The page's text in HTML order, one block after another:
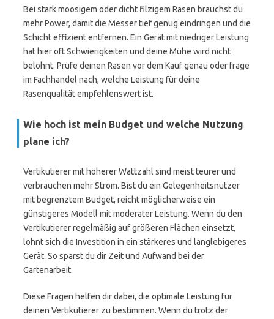
Bei stark moosigem oder dicht filzigem Rasen brauchst du
mehr Power, damit die Messer tief genug eindringen und die
Schicht effizient entfernen. Ein Gerät mit niedriger Leistung
hat hier oft Schwierigkeiten und deine Mühe wird nicht
belohnt. Prüfe deinen Rasen vor dem Kauf genau oder frage
im Fachhandel nach, welche Leistung für deine
Rasenqualität empfehlenswert ist.
Wie hoch ist mein Budget und welche Nutzung
plane ich?
Vertikutierer mit höherer Wattzahl sind meist teurer und
verbrauchen mehr Strom. Bist du ein Gelegenheitsnutzer
mit begrenztem Budget, reicht möglicherweise ein
günstigeres Modell mit moderater Leistung. Wenn du den
Vertikutierer regelmäßig auf größeren Flächen einsetzt,
lohnt sich die Investition in ein stärkeres und langlebigeres
Gerät. So sparst du dir Zeit und Aufwand bei der
Gartenarbeit.
Diese Fragen helfen dir dabei, die optimale Leistung für
deinen Vertikutierer zu bestimmen. Wenn du trotz der